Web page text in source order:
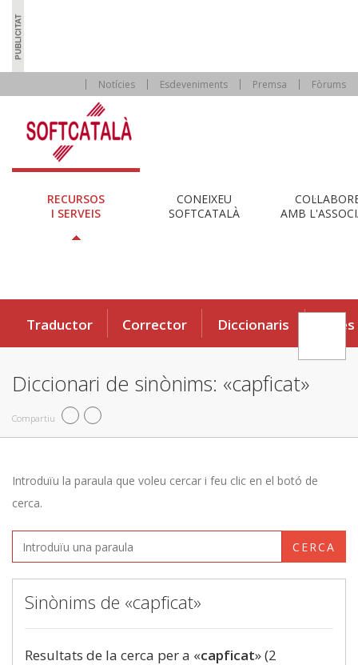
Notícies Esdeveniments Premsa Fòrums
RECURSOS
I SERVEIS
CONEIXEU
SOFTCATALÀ
AMB
Traductor Corrector Diccionaris Eines
Diccionari de sinònims: «capficat»
Compartiu
Introduïu la paraula que voleu cercar i feu clic en el botó de
cerca.
CERCA
Sinònims de «capficat»
Resultats de la cerca per a «capficat» (2